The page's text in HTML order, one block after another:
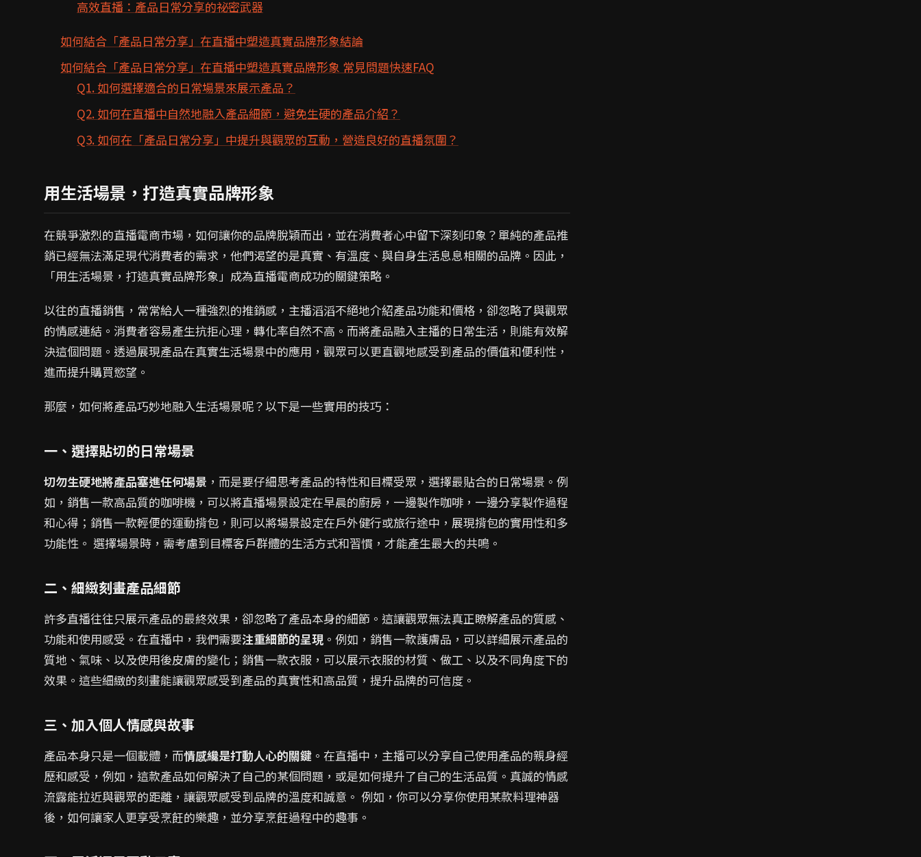
高效直播：產品日常分享的祕密武器
如何結合「產品日常分享」在直播中塑造真實品牌形象結論
如何結合「產品日常分享」在直播中塑造真實品牌形象 常見問題快速FAQ
Q1. 如何選擇適合的日常場景來展示產品？
Q2. 如何在直播中自然地融入產品細節，避免生硬的產品介紹？
Q3. 如何在「產品日常分享」中提升與觀眾的互動，營造良好的直播氛圍？
用生活場景，打造真實品牌形象
在競爭激烈的直播電商市場，如何讓你的品牌脫穎而出，並在消費者心中留下深刻印象？單純的產品推
銷已經無法滿足現代消費者的需求，他們渴望的是真實、有溫度、與自身生活息息相關的品牌。因此，
「用生活場景，打造真實品牌形象」成為直播電商成功的關鍵策略。
以往的直播銷售，常常給人一種強烈的推銷感，主播滔滔不絕地介紹產品功能和價格，卻忽略了與觀眾
的情感連結。消費者容易產生抗拒心理，轉化率自然不高。而將產品融入主播的日常生活，則能有效解
決這個問題。透過展現產品在真實生活場景中的應用，觀眾可以更直觀地感受到產品的價值和便利性，
進而提升購買慾望。
那麼，如何將產品巧妙地融入生活場景呢？以下是一些實用的技巧：
一、選擇貼切的日常場景
切勿生硬地將產品塞進任何場景 ，而是要仔細思考產品的特性和目標受眾，選擇最貼合的日常場景。例
如，銷售一款高品質的咖啡機，可以將直播場景設定在早晨的廚房，一邊製作咖啡，一邊分享製作過程
和心得；銷售一款輕便的運動揹包，則可以將場景設定在戶外健行或旅行途中，展現揹包的實用性和多
功能性。 選擇場景時，需考慮到目標客戶群體的生活方式和習慣，才能產生最大的共鳴。
二、細緻刻畫產品細節
許多直播往往只展示產品的最終效果，卻忽略了產品本身的細節。這讓觀眾無法真正瞭解產品的質感、
功能和使用感受。在直播中，我們需要注重細節的呈現 。例如，銷售一款護膚品，可以詳細展示產品的
質地、氣味、以及使用後皮膚的變化；銷售一款衣服，可以展示衣服的材質、做工、以及不同角度下的
效果。這些細緻的刻畫能讓觀眾感受到產品的真實性和高品質，提升品牌的可信度。
三、加入個人情感與故事
產品本身只是一個載體，而情感纔是打動人心的關鍵 。在直播中，主播可以分享自己使用產品的親身經
歷和感受，例如，這款產品如何解決了自己的某個問題，或是如何提升了自己的生活品質。真誠的情感
流露能拉近與觀眾的距離，讓觀眾感受到品牌的溫度和誠意。 例如，你可以分享你使用某款料理神器
後，如何讓家人更享受烹飪的樂趣，並分享烹飪過程中的趣事。